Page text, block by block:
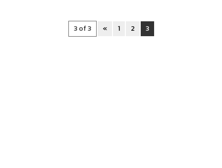
3 of 3 « 1 2 3